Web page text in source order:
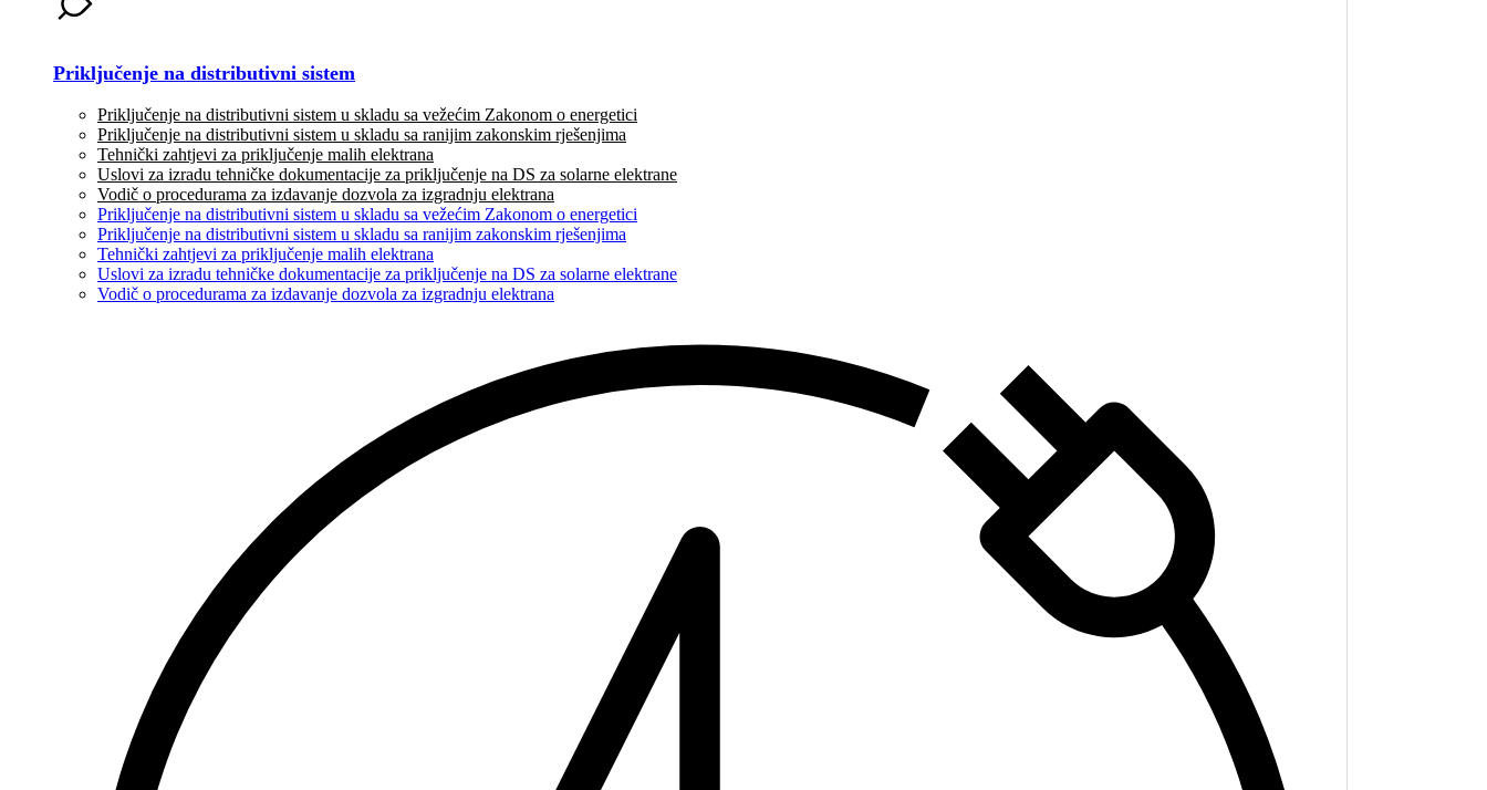
Priključenje na distributivni sistem
Priključenje na distributivni sistem u skladu sa vežećim Zakonom o energetici
Priključenje na distributivni sistem u skladu sa ranijim zakonskim rješenjima
Tehnički zahtjevi za priključenje malih elektrana
Uslovi za izradu tehničke dokumentacije za priključenje na DS za solarne elektrane
Vodič o procedurama za izdavanje dozvola za izgradnju elektrana
Priključenje na distributivni sistem u skladu sa vežećim Zakonom o energetici
Priključenje na distributivni sistem u skladu sa ranijim zakonskim rješenjima
Tehnički zahtjevi za priključenje malih elektrana
Uslovi za izradu tehničke dokumentacije za priključenje na DS za solarne elektrane
Vodič o procedurama za izdavanje dozvola za izgradnju elektrana